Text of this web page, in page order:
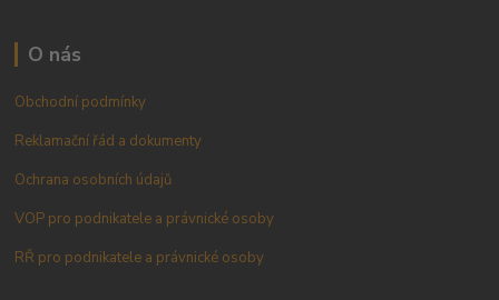
O nás
Obchodní podmínky
Reklamační řád a dokumenty
Ochrana osobních údajů
VOP pro podnikatele a právnické osoby
RŘ pro podnikatele a právnické osoby